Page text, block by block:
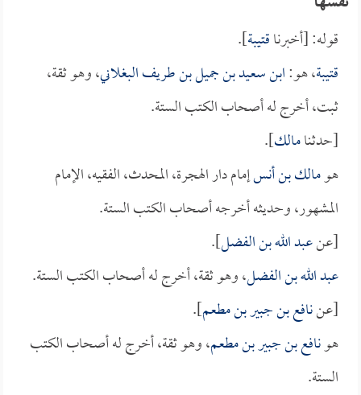
قوله: [أخبرناقتيبة].
قتيبة، هو:ابن سعيد بن جميل بن طريف البغلاني، وهو ثقة،
ثبت، أخرج له أصحاب الكتب الستة.
[حدثنامالك].
هومالك بن أنسإمام دار الهجرة، المحدث، الفقيه، الإمام
المشهور، وحديثه أخرجه أصحاب الكتب الستة.
[عنعبد الله بن الفضل].
عبد الله بن الفضل، وهو ثقة، أخرج له أصحاب الكتب الستة.
[عننافع بن جبير بن مطعم].
هونافع بن جبير بن مطعم، وهو ثقة، أخرج له أصحاب الكتب
الستة.